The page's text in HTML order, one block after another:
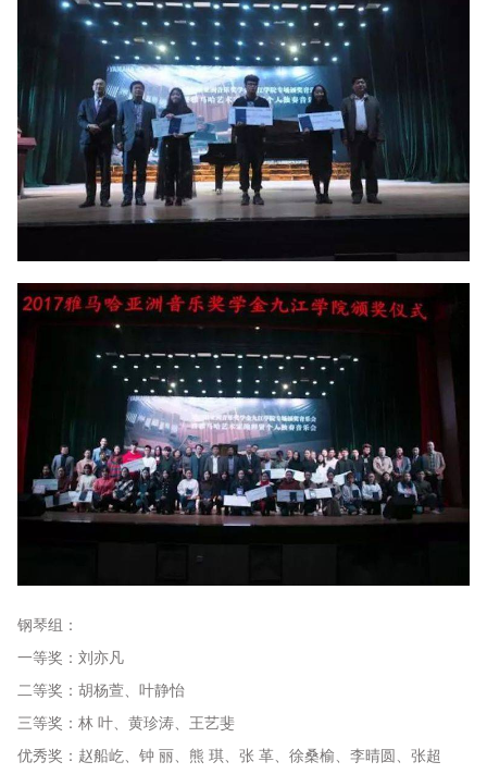
钢琴组：
一等奖：刘亦凡
二等奖：胡杨萱、叶静怡
三等奖：林 叶、黄珍涛、王艺斐
优秀奖：赵船屹、钟 丽、熊 琪、张 革、徐桑榆、李晴圆、张超